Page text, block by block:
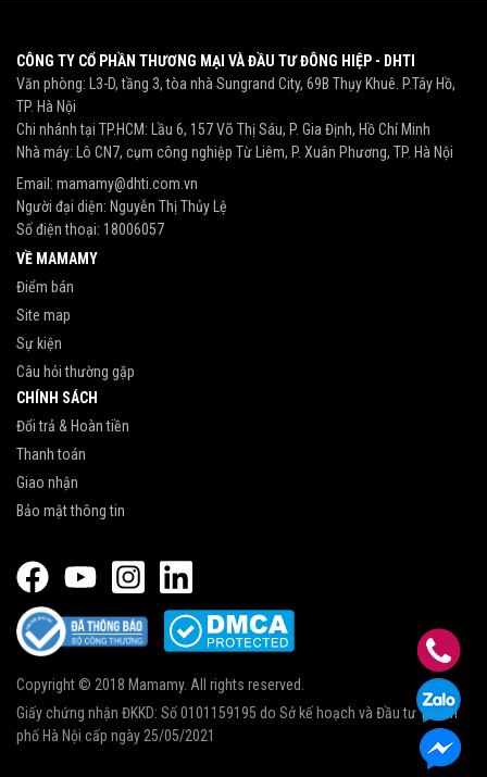
CÔNG TY CỔ PHẦN THƯƠNG MẠI VÀ ĐẦU TƯ ĐÔNG HIỆP - DHTI
Văn phòng: L3-D, tầng 3, tòa nhà Sungrand City, 69B Thụy Khuê. P.Tây Hồ,
TP. Hà Nội
Chi nhánh tại TP.HCM: Lầu 6, 157 Võ Thị Sáu, P. Gia Định, Hồ Chí Minh
Nhà máy: Lô CN7, cụm công nghiệp Từ Liêm, P. Xuân Phương, TP. Hà Nội
Email: mamamy@dhti.com.vn
Người đại diện: Nguyễn Thị Thủy Lệ
Số điện thoại: 18006057
VỀ MAMAMY
Điểm bán
Site map
Sự kiện
Câu hỏi thường gặp
CHÍNH SÁCH
Đổi trả & Hoàn tiền
Thanh toán
Giao nhận
Bảo mật thông tin
Copyright © 2018 Mamamy. All rights reserved.
Giấy chứng nhận ĐKKD: Số 0101159195 do Sở kế hoạch và Đầu tư Thành
phố Hà Nội cấp ngày 25/05/2021